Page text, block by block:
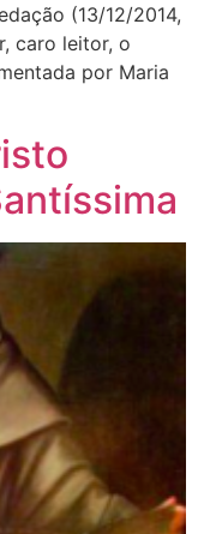
(13/12/2014,
caro leitor, o
por Maria